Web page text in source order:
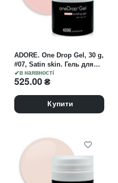
в наявності
ADORE. One Drop Gel, 30 g,
#07, Satin skin. Гель для
нарощування, світлий
бежевий
525.00₴
Купити